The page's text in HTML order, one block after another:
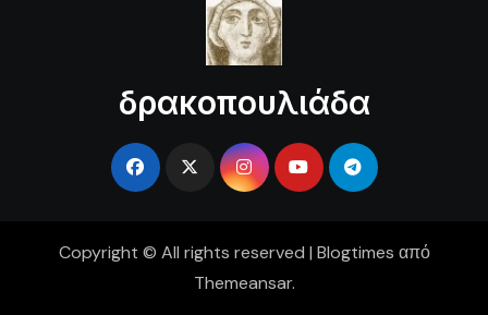
δρακοπουλιάδα
Copyright © All rights reserved | Blogtimes από
Themeansar.